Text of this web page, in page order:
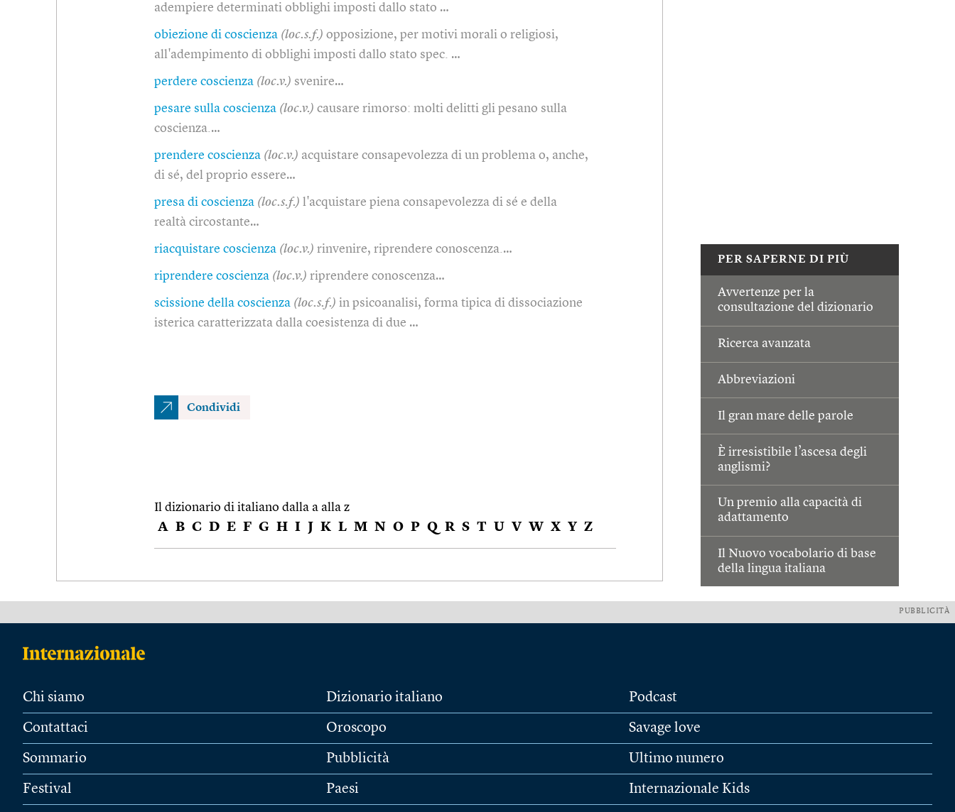
PER SAPERNE DI PIÙ
Avvertenze per la
consultazione del dizionario
Ricerca avanzata
Abbreviazioni
Il gran mare delle parole
È irresistibile l’ascesa degli
anglismi?
Un premio alla capacità di
adattamento
Il Nuovo vocabolario di base
della lingua italiana
adempiere determinati obblighi imposti dallo stato …
obiezione di coscienza (loc.s.f.) opposizione, per motivi morali o religiosi,
all'adempimento di obblighi imposti dallo stato spec. …
perdere coscienza (loc.v.) svenire…
pesare sulla coscienza (loc.v.) causare rimorso: molti delitti gli pesano sulla
coscienza.…
prendere coscienza (loc.v.) acquistare consapevolezza di un problema o, anche,
di sé, del proprio essere…
presa di coscienza (loc.s.f.) l'acquistare piena consapevolezza di sé e della
realtà circostante…
riacquistare coscienza (loc.v.) rinvenire, riprendere conoscenza.…
riprendere coscienza (loc.v.) riprendere conoscenza…
scissione della coscienza (loc.s.f.) in psicoanalisi, forma tipica di dissociazione
isterica caratterizzata dalla coesistenza di due …
Condividi
Il dizionario di italiano dalla a alla z
A B C D E F G H I J K L M N O P Q R S T U V W X Y Z
PUBBLICITÀ
Chi siamo
Contattaci
Sommario
Festival
Dizionario italiano
Oroscopo
Pubblicità
Paesi
Podcast
Savage love
Ultimo numero
Internazionale Kids